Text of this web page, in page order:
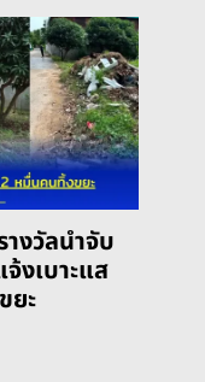
งวัลนำจับ
งเบาะแส
ยะ